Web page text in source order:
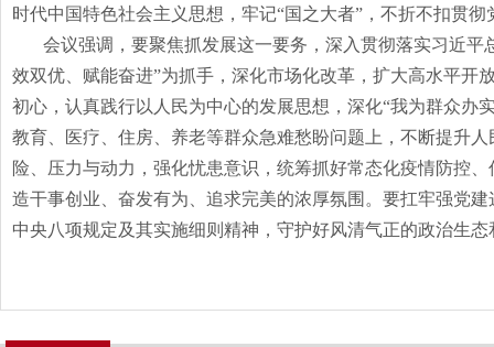
时代中国特色社会主义思想，牢记“国之大者”，不折不扣贯
会议强调，要聚焦抓发展这一要务，深入贯彻落实习近
效双优、赋能奋进”为抓手，深化市场化改革，扩大高水平开
初心，认真践行以人民为中心的发展思想，深化“我为群众办
教育、医疗、住房、养老等群众急难愁盼问题上，不断提升
险、压力与动力，强化忧患意识，统筹抓好常态化疫情防控
造干事创业、奋发有为、追求完美的浓厚氛围。要扛牢强党
中央八项规定及其实施细则精神，守护好风清气正的政治生